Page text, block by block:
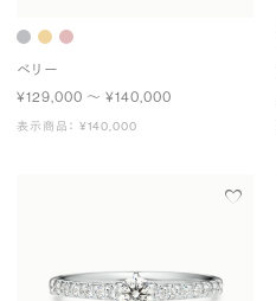
ベリー
¥129,000 〜 ¥140,000
表示商品： ¥140,000